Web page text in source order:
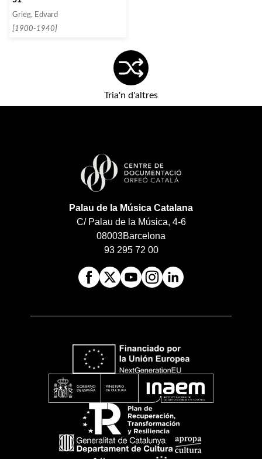
Grieg, Edvard
[1900-1940]
Tria'n d'altres
Palau de la Música Catalana
C/ Palau de la Música, 4-6
08003Barcelona
93 295 72 00